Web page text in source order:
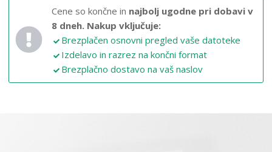
Cene so končne in najbolj ugodne pri dobavi v
8 dneh. Nakup vključuje:
Brezplačen osnovni pregled vaše datoteke
Izdelavo in razrez na končni format
Brezplačno dostavo na vaš naslov